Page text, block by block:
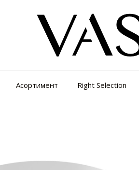
Асортимент Right Selection